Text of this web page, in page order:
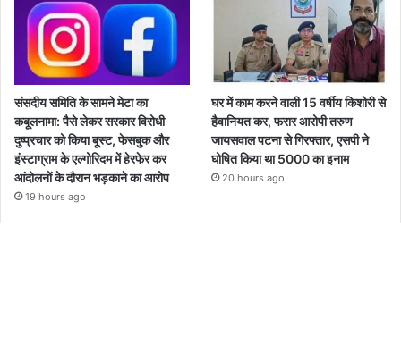
संसदीय समिति के सामने मेटा का
कबूलनामा: पैसे लेकर सरकार विरोधी
दुष्प्रचार को किया बूस्ट, फेसबुक और
इंस्टाग्राम के एल्गोरिदम में हेरफेर कर
आंदोलनों के दौरान भड़काने का आरोप
19 hours ago
घर में काम करने वाली 15 वर्षीय किशोरी से
हैवानियत कर, फरार आरोपी तरुण
जायसवाल पटना से गिरफ्तार, एसपी ने
घोषित किया था 5000 का इनाम
20 hours ago